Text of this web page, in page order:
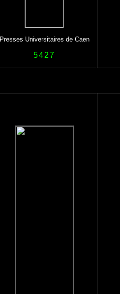
Presses Universitaires de Caen
5427